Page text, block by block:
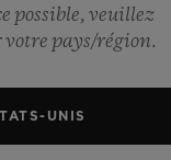
possible, veuillez
pays/région.
UNIS